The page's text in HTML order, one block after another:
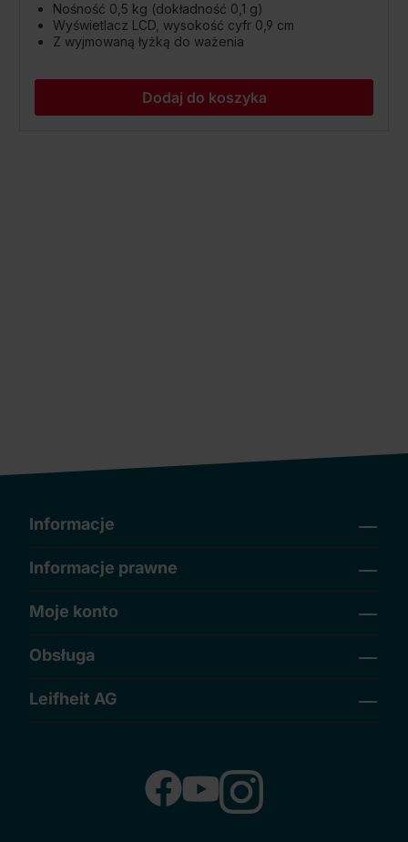
Nośność 0,5 kg (dokładność 0,1 g)
Wyświetlacz LCD, wysokość cyfr 0,9 cm
Z wyjmowaną łyżką do ważenia
Dodaj do koszyka
Informacje
Informacje prawne
Moje konto
Obsługa
Leifheit AG